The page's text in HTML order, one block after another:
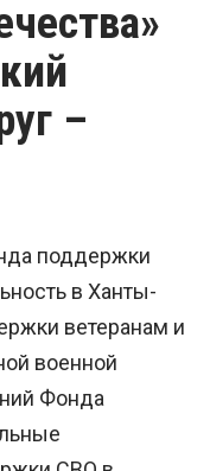
–
поддержки
в Ханты-
ветеранам и
военной
Фонда